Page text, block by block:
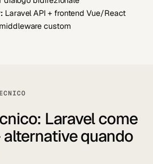
Laravel API + frontend Vue/React
custom
Laravel come
alternative quando